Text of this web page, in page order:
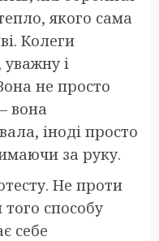
якого сама
Колеги
уважну і
не просто
вона
іноді просто
за руку.
Не проти
способу
себе